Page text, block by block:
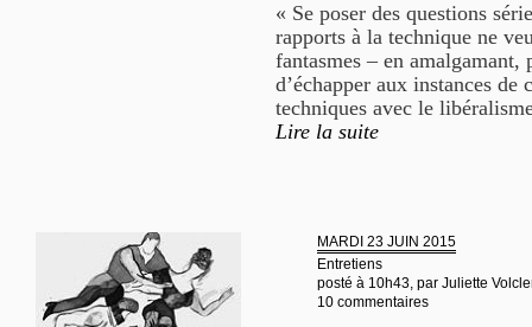
« Se poser des questions
rapports à la technique ne
fantasmes – en
d’échapper aux instances de
techniques avec le
Lire la suite
MARDI 23 JUIN 2015
Entretiens
posté à 10h43, par Juliette
10 commentaires